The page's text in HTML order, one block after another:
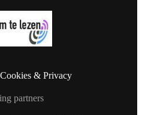
& Privacy
partners